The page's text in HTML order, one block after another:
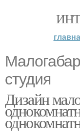
студия
Дизайн